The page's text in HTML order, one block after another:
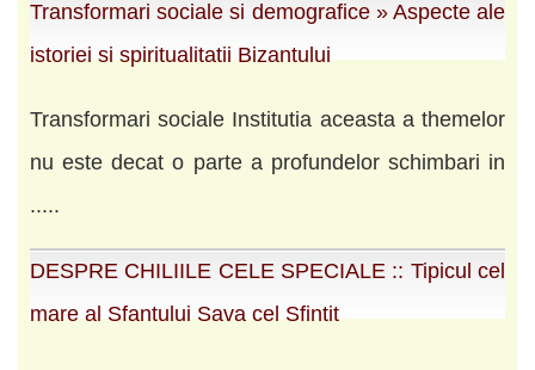
Transformari sociale si demografice » Aspecte ale
istoriei si spiritualitatii Bizantului
Transformari sociale Institutia aceasta a themelor
nu este decat o parte a profundelor schimbari in
.....
DESPRE CHILIILE CELE SPECIALE :: Tipicul cel
mare al Sfantului Sava cel Sfintit